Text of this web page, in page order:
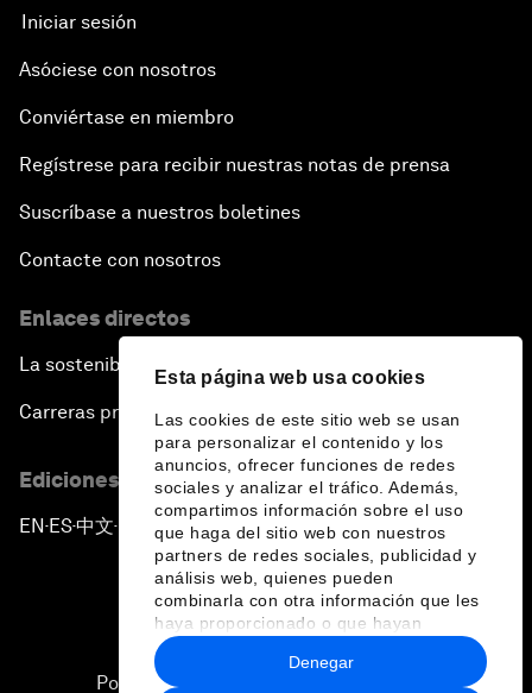
Esta página web usa cookies
Las cookies de este sitio web se usan
para personalizar el contenido y los
anuncios, ofrecer funciones de redes
sociales y analizar el tráfico. Además,
compartimos información sobre el uso
que haga del sitio web con nuestros
partners de redes sociales, publicidad y
análisis web, quienes pueden
combinarla con otra información que les
haya proporcionado o que hayan
recopilado a partir del uso que haya
hecho de sus servicios.
Denegar
Iniciar sesión
Asóciese con nosotros
Conviértase en miembro
Regístrese para recibir nuestras notas de prensa
Suscríbase a nuestros boletines
Contacte con nosotros
Enlaces directos
La sostenibilidad en el Foro
Carreras profesionales
Ediciones en otros idiomas
EN ▪ ES▪中文▪ 日本語
Política de privacidad y normas de uso